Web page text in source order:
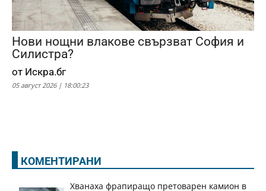
Нови нощни влакове свързват София и
Силистра?
от Искра.бг
05 август 2026 | 18:00:23
КОМЕНТИРАНИ
Хванаха фрапиращо претоварен камион в